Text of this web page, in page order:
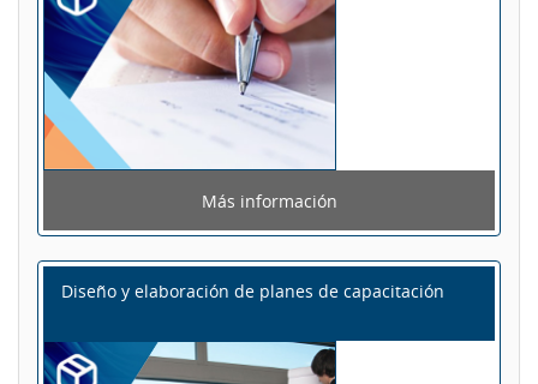
Más información
Diseño y elaboración de planes de capacitación